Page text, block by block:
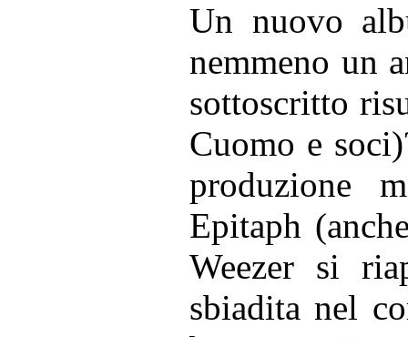
Un nuovo
nemmeno un
sottoscritto
Cuomo e
produzione
Epitaph
Weezer si
sbiadita nel